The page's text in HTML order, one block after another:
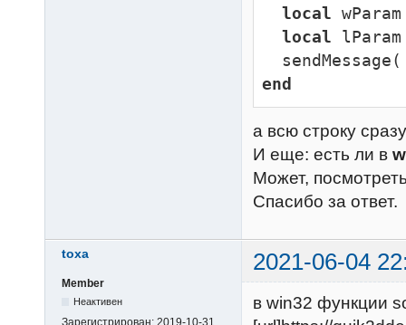
local
local
end
а всю строку
И еще: есть ли в
Может,
Спасибо за ответ.
toxa 2021-06-04
Member
Неактивен
Зарегистрирован: 2019-10-31
в win32 функции